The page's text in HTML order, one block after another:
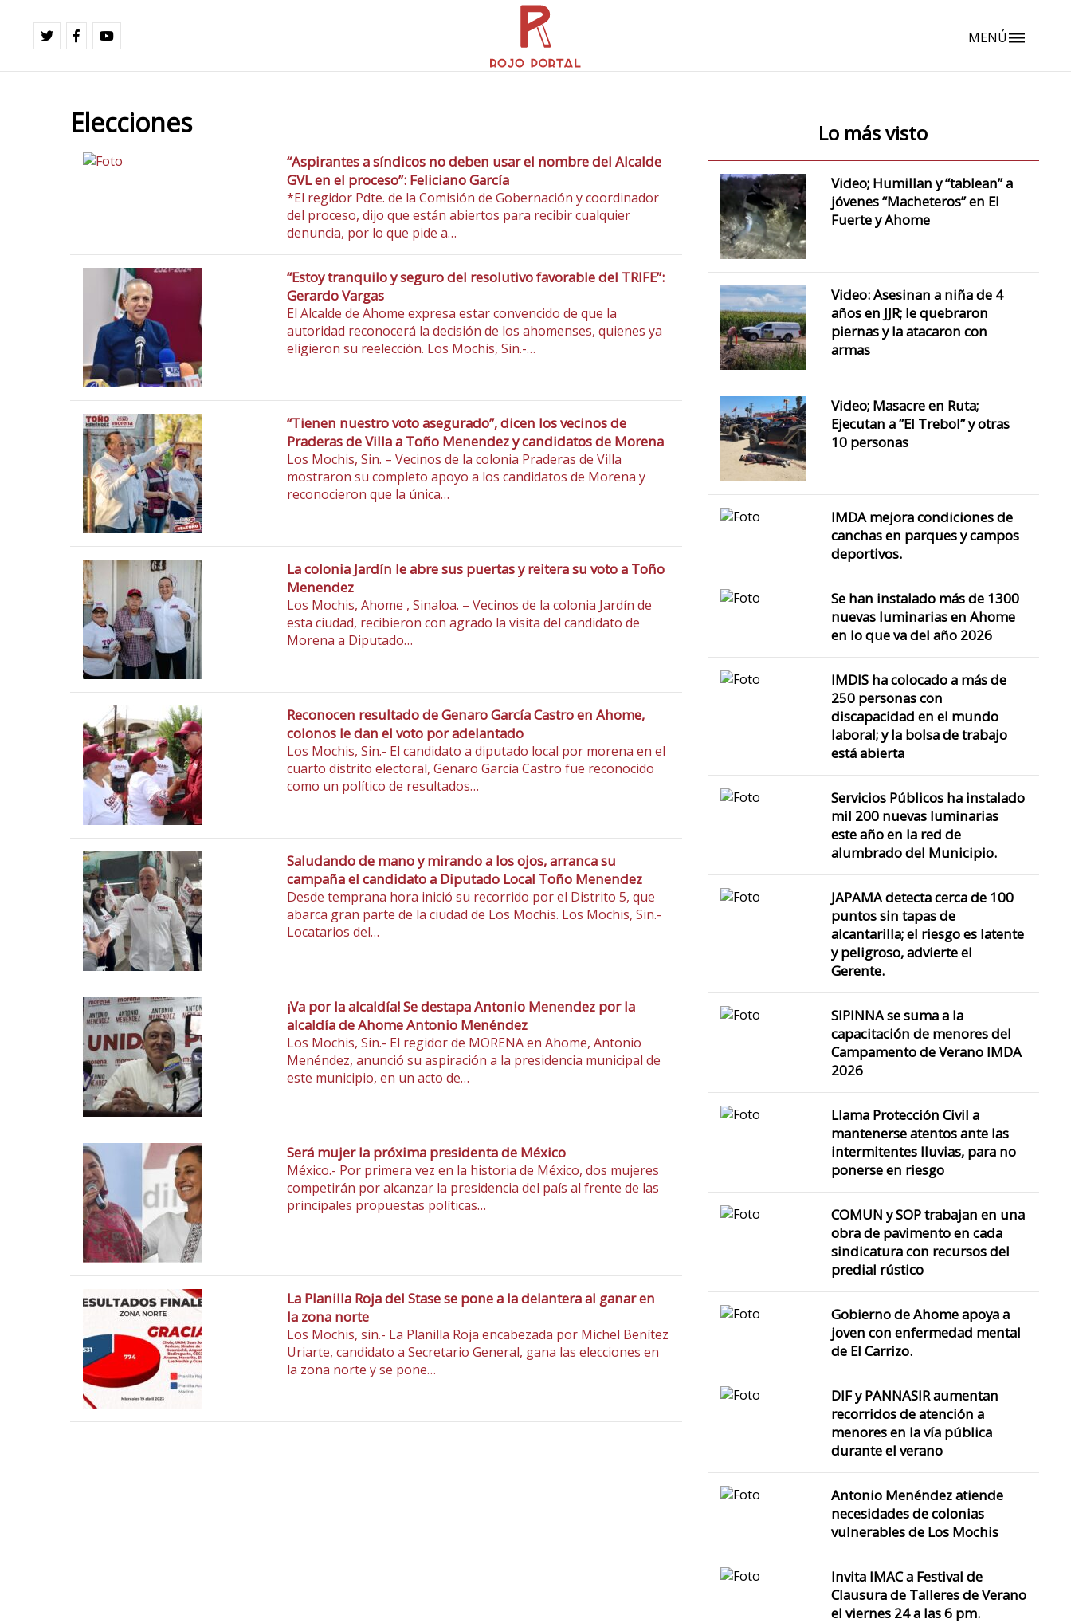
dehaze
MENÚ
Elecciones
“Aspirantes a síndicos no deben usar el nombre del Alcalde
GVL en el proceso”: Feliciano García
*El regidor Pdte. de la Comisión de Gobernación y coordinador
del proceso, dijo que están abiertos para recibir cualquier
denuncia, por lo que pide a…
“Estoy tranquilo y seguro del resolutivo favorable del TRIFE”:
Gerardo Vargas
El Alcalde de Ahome expresa estar convencido de que la
autoridad reconocerá la decisión de los ahomenses, quienes ya
eligieron su reelección. Los Mochis, Sin.-…
“Tienen nuestro voto asegurado”, dicen los vecinos de
Praderas de Villa a Toño Menendez y candidatos de Morena
Los Mochis, Sin. – Vecinos de la colonia Praderas de Villa
mostraron su completo apoyo a los candidatos de Morena y
reconocieron que la única…
La colonia Jardín le abre sus puertas y reitera su voto a Toño
Menendez
Los Mochis, Ahome , Sinaloa. – Vecinos de la colonia Jardín de
esta ciudad, recibieron con agrado la visita del candidato de
Morena a Diputado…
Reconocen resultado de Genaro García Castro en Ahome,
colonos le dan el voto por adelantado
Los Mochis, Sin.- El candidato a diputado local por morena en el
cuarto distrito electoral, Genaro García Castro fue reconocido
como un político de resultados…
Saludando de mano y mirando a los ojos, arranca su
campaña el candidato a Diputado Local Toño Menendez
Desde temprana hora inició su recorrido por el Distrito 5, que
abarca gran parte de la ciudad de Los Mochis. Los Mochis, Sin.-
Locatarios del…
¡Va por la alcaldía! Se destapa Antonio Menendez por la
alcaldía de Ahome Antonio Menéndez
Los Mochis, Sin.- El regidor de MORENA en Ahome, Antonio
Menéndez, anunció su aspiración a la presidencia municipal de
este municipio, en un acto de…
Será mujer la próxima presidenta de México
México.- Por primera vez en la historia de México, dos mujeres
competirán por alcanzar la presidencia del país al frente de las
principales propuestas políticas…
La Planilla Roja del Stase se pone a la delantera al ganar en
la zona norte
Los Mochis, sin.- La Planilla Roja encabezada por Michel Benítez
Uriarte, candidato a Secretario General, gana las elecciones en
la zona norte y se pone…
Lo más visto
Video; Humillan y “tablean” a
jóvenes “Macheteros” en El
Fuerte y Ahome
Video: Asesinan a niña de 4
años en JJR; le quebraron
piernas y la atacaron con
armas
Video; Masacre en Ruta;
Ejecutan a ”El Trebol” y otras
10 personas
IMDA mejora condiciones de
canchas en parques y campos
deportivos.
Se han instalado más de 1300
nuevas luminarias en Ahome
en lo que va del año 2026
IMDIS ha colocado a más de
250 personas con
discapacidad en el mundo
laboral; y la bolsa de trabajo
está abierta
Servicios Públicos ha instalado
mil 200 nuevas luminarias
este año en la red de
alumbrado del Municipio.
JAPAMA detecta cerca de 100
puntos sin tapas de
alcantarilla; el riesgo es latente
y peligroso, advierte el
Gerente.
SIPINNA se suma a la
capacitación de menores del
Campamento de Verano IMDA
2026
Llama Protección Civil a
mantenerse atentos ante las
intermitentes lluvias, para no
ponerse en riesgo
COMUN y SOP trabajan en una
obra de pavimento en cada
sindicatura con recursos del
predial rústico
Gobierno de Ahome apoya a
joven con enfermedad mental
de El Carrizo.
DIF y PANNASIR aumentan
recorridos de atención a
menores en la vía pública
durante el verano
Antonio Menéndez atiende
necesidades de colonias
vulnerables de Los Mochis
Invita IMAC a Festival de
Clausura de Talleres de Verano
el viernes 24 a las 6 pm.